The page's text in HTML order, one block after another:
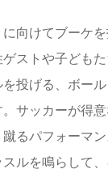
向けてブーケ
ストや子ども
投げる、ボー
サッカーが得
るパフォーマ
ルを鳴らして